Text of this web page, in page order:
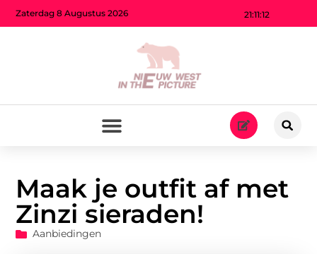
21:11:13
Zaterdag 8 Augustus 2026
Maak je outfit af met
Zinzi sieraden!
Aanbiedingen